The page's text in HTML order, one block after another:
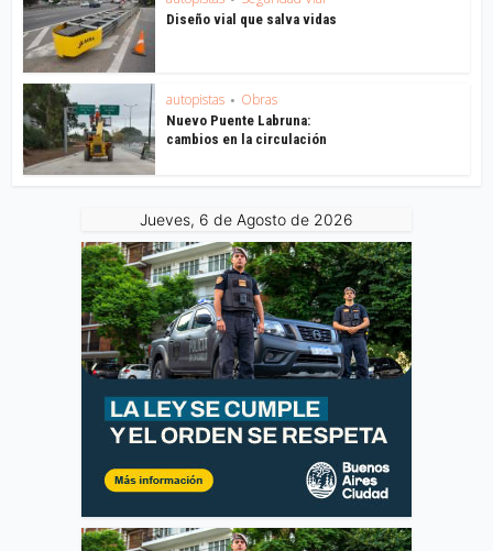
Diseño vial que salva vidas
autopistas • Obras
Nuevo Puente Labruna:
cambios en la circulación
Jueves, 6 de Agosto de 2026